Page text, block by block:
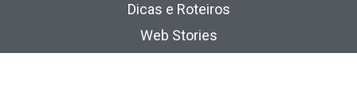
Dicas e Roteiros
Web Stories